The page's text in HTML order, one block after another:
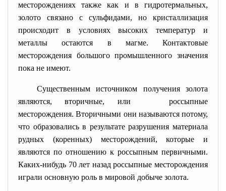
месторождениях также как и в гидротермальных,
золото связано с сульфидами, но кристаллизация
происходит в условиях высоких температур и
металлы остаются в магме. Контактовые
месторождения большого промышленного значения
пока не имеют.
Существенным источником получения золота
являются, вторичные, или россыпные
месторождения. Вторичными они называются потому,
что образовались в результате разрушения материала
рудных (коренных) месторождений, которые и
являются по отношению к россыпным первичными.
Каких-нибудь 70 лет назад россыпные месторождения
играли основную роль в мировой добыче золота.